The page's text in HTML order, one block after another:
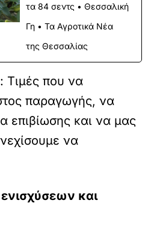
τα 84 σεντς • Θεσσαλική
Γη • Τα Αγροτικά Νέα
της Θεσσαλίας
Τιμές που να
παραγωγής, να
επιβίωσης και να μας
να
και